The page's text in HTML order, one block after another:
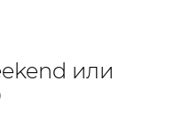
или